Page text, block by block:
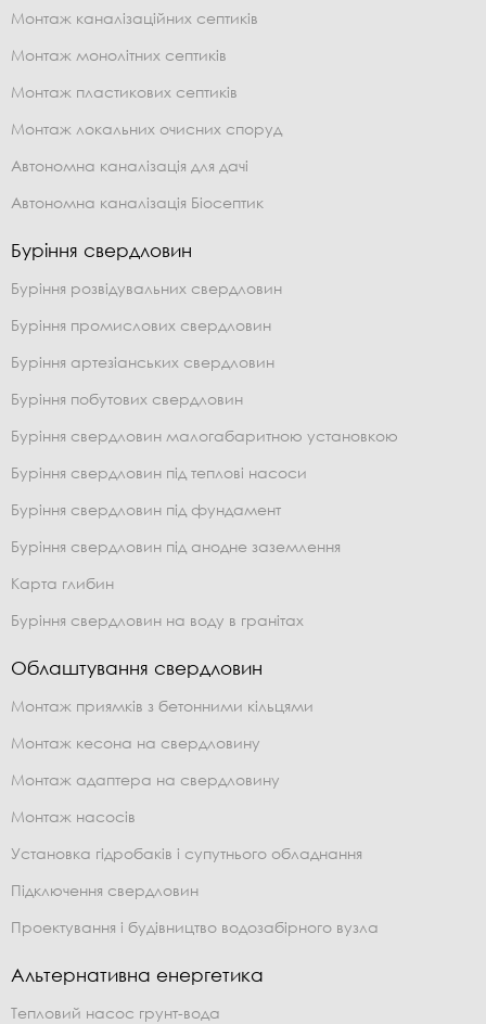
Монтаж каналізаційних септиків
Монтаж монолітних септиків
Монтаж пластикових септиків
Монтаж локальних очисних споруд
Автономна каналізація для дачі
Автономна каналізація Біосептик
Буріння свердловин
Буріння розвідувальних свердловин
Буріння промислових свердловин
Буріння артезіанських свердловин
Буріння побутових свердловин
Буріння свердловин малогабаритною установкою
Буріння свердловин під теплові насоси
Буріння свердловин під фундамент
Буріння свердловин під анодне заземлення
Карта глибин
Буріння свердловин на воду в гранітах
Облаштування свердловин
Монтаж приямків з бетонними кільцями
Монтаж кесона на свердловину
Монтаж адаптера на свердловину
Монтаж насосів
Установка гідробаків і супутнього обладнання
Підключення свердловин
Проектування і будівництво водозабірного вузла
Альтернативна енергетика
Тепловий насос грунт-вода